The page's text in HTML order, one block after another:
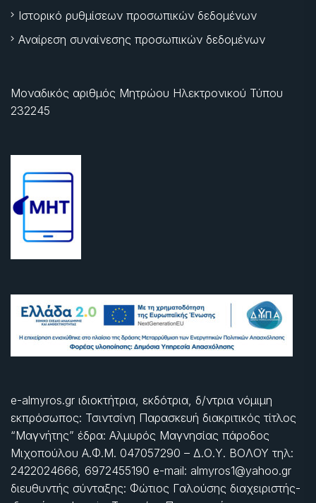
Ιστορικό ρυθμίσεων προσωπικών δεδομένων
Αναίρεση συναίνεσης προσωπικών δεδομένων
Μοναδικός αριθμός Μητρώου Ηλεκτρονικού Τύπου
232245
e-almyros.gr ιδιοκτήτρια, εκδότρια, δ/ντρια νόμιμη
εκπρόσωπος: Τσιντσίνη Παρασκευή διακριτικός τίτλος
“Μαγνήτης” έδρα: Αλμυρός Μαγνησίας πάροδος
Μιχοπούλου Α.Φ.Μ. 047057290 – Δ.Ο.Υ. ΒΟΛΟΥ τηλ:
2422024666, 6972455190 e-mail: almyros1@yahoo.gr
διευθυντής σύνταξης: Φώτιος Γαλούσης διαχειριστής-